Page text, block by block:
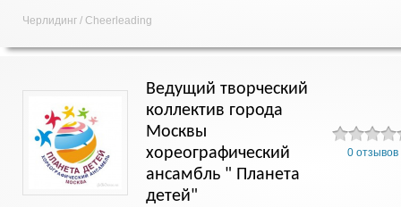
Черлидинг / Cheerleading
Ведущий творческий
коллектив города
Москвы
хореографический
ансамбль " Планета
детей"
0 отзывов